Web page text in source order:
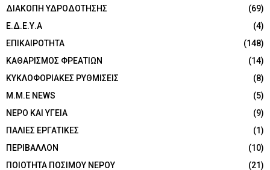
ΔΙΑΚΟΠΗ ΥΔΡΟΔΟΤΗΣΗΣ
(69)
Ε.Δ.Ε.Υ.Α
(4)
ΕΠΙΚΑΙΡΟΤΗΤΑ
(148)
ΚΑΘΑΡΙΣΜΟΣ ΦΡΕΑΤΙΩΝ
(14)
ΚΥΚΛΟΦΟΡΙΑΚΕΣ ΡΥΘΜΙΣΕΙΣ
(8)
Μ.Μ.Ε NEWS
(5)
ΝΕΡΟ ΚΑΙ ΥΓΕΙΑ
(9)
ΠΑΛΙΕΣ ΕΡΓΑΤΙΚΕΣ
(1)
ΠΕΡΙΒΑΛΛΟΝ
(10)
ΠΟΙΟΤΗΤΑ ΠΟΣΙΜΟΥ ΝΕΡΟΥ
(21)